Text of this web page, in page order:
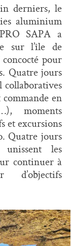
derniers, le
aluminium
SAPA a
sur l’île de
pour
Quatre jours
collaboratives
en
moments
et excursions
Quatre jours
les
continuer à
d’objectifs